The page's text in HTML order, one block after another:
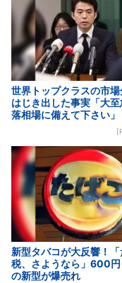
世界トップクラスの市
はじき出した事実「大
落相場に備えて下さい」
新型タバコが大反響！「
税、さようなら」600
の新型が爆売れ